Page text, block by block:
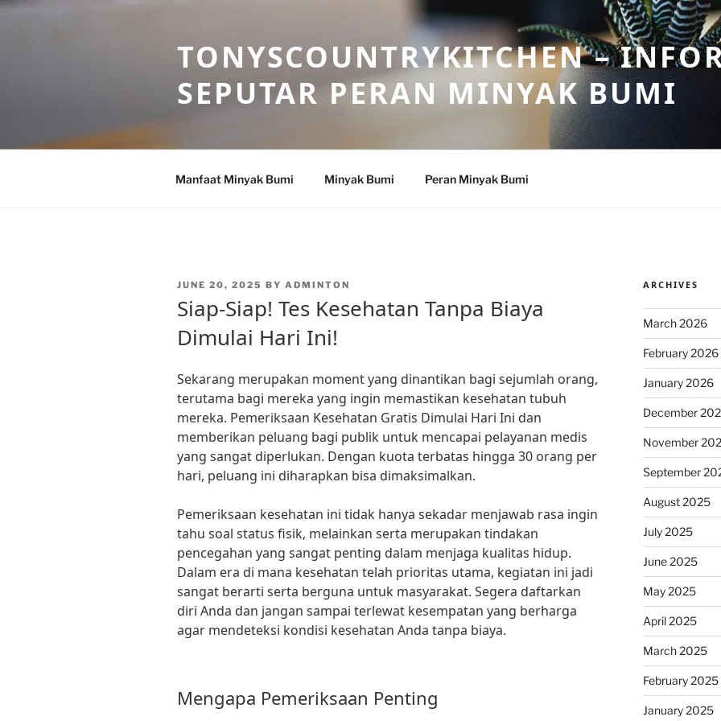
Skip
TONYSCOUNTRYKITCHEN –
SEPUTAR PERAN MINYAK BUMI
Manfaat Minyak Bumi Minyak Bumi Peran Minyak Bumi
POSTED
JUNE 20, 2025 BY ADMINTON
Siap-Siap! Tes Kesehatan Tanpa Biaya
Dimulai Hari Ini!
Sekarang merupakan moment yang dinantikan bagi sejumlah orang,
terutama bagi mereka yang ingin memastikan kesehatan tubuh
mereka. Pemeriksaan Kesehatan Gratis Dimulai Hari Ini dan
memberikan peluang bagi publik untuk mencapai pelayanan medis
yang sangat diperlukan. Dengan kuota terbatas hingga 30 orang per
hari, peluang ini diharapkan bisa dimaksimalkan.
Pemeriksaan kesehatan ini tidak hanya sekadar menjawab rasa ingin
tahu soal status fisik, melainkan serta merupakan tindakan
pencegahan yang sangat penting dalam menjaga kualitas hidup.
Dalam era di mana kesehatan telah prioritas utama, kegiatan ini jadi
sangat berarti serta berguna untuk masyarakat. Segera daftarkan
diri Anda dan jangan sampai terlewat kesempatan yang berharga
agar mendeteksi kondisi kesehatan Anda tanpa biaya.
Mengapa Pemeriksaan Penting
ARCHIVES
March 2026
February 2026
January 2026
December
November
September
August 2025
July 2025
June 2025
May 2025
April 2025
March 2025
February 2025
January 2025